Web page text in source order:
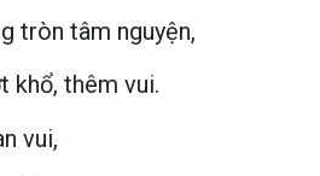
tròn tâm nguyện,
khổ, thêm vui.
vui,